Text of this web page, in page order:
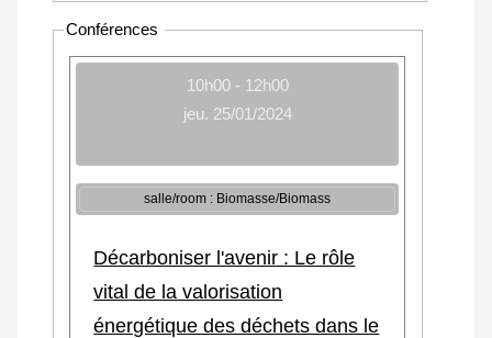
Conférences
10h00 - 12h00
jeu. 25/01/2024
salle/room : Biomasse/Biomass
Décarboniser l'avenir : Le rôle
vital de la valorisation
énergétique des déchets dans le